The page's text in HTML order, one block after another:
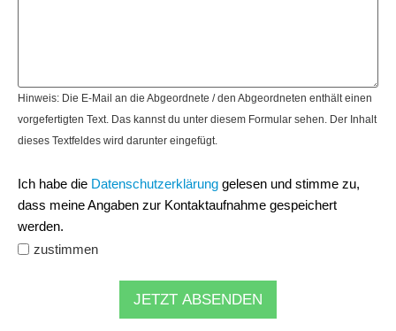
Hinweis: Die E-Mail an die Abgeordnete / den Abgeordneten enthält einen
vorgefertigten Text. Das kannst du unter diesem Formular sehen. Der Inhalt
dieses Textfeldes wird darunter eingefügt.
Ich habe die Datenschutzerklärung gelesen und stimme zu,
dass meine Angaben zur Kontaktaufnahme gespeichert
werden.
zustimmen
JETZT ABSENDEN